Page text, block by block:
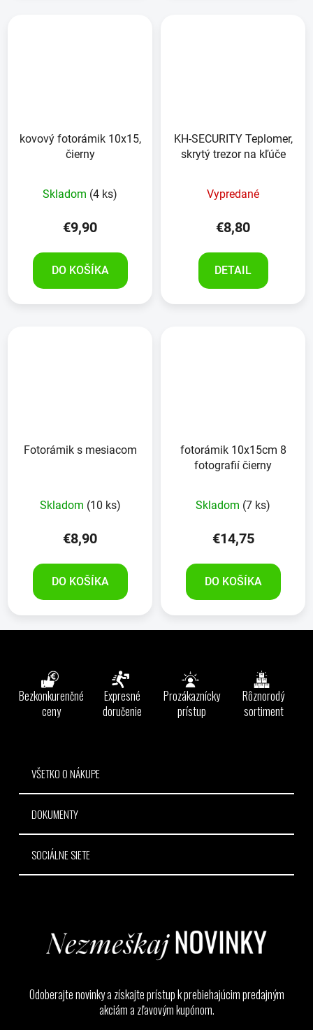
kovový fotorámik 10x15,
čierny
Skladom (4 ks)
€9,90
DO KOŠÍKA
KH-SECURITY Teplomer,
skrytý trezor na kľúče
Vypredané
€8,80
DETAIL
Fotorámik s mesiacom
Skladom (10 ks)
€8,90
DO KOŠÍKA
fotorámik 10x15cm 8
fotografií čierny
Skladom (7 ks)
€14,75
DO KOŠÍKA
Bezkonkurenčné
ceny
Expresné
doručenie
Prozákaznícky
prístup
Rôznorodý
sortiment
VŠETKO O NÁKUPE
DOKUMENTY
SOCIÁLNE SIETE
Odoberajte novinky a získajte prístup k prebiehajúcim predajným
akciám a zľavovým kupónom.